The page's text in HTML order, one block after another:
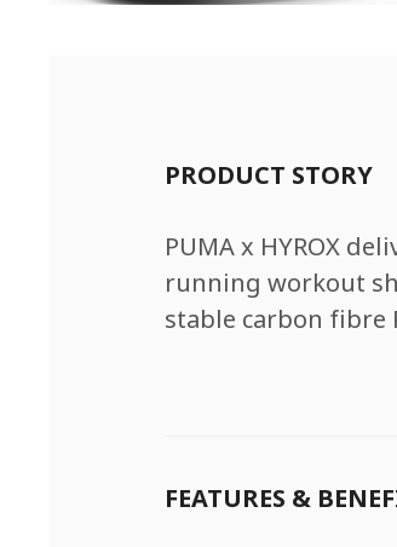
PRODUCT STORY
PUMA x HYROX
running workout
stable carbon fibre
FEATURES &